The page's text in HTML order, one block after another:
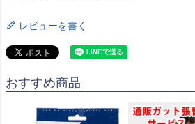
レビューを書く
おすすめ商品